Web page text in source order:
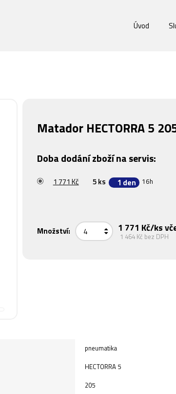
Úvod
Matador HECTORRA 5
Doba dodání zboží na servis:
1 771 Kč 5 ks 1 den 16h
Množství: 1 771 Kč/ks
1 464 Kč bez DPH
pneumatika
HECTORRA 5
205